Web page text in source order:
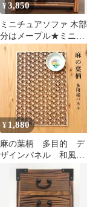
¥3,850
ミニチュアソファ 木部
分はメープル★ミニミ
ニ ブラウン 北欧★
¥ 1,880
麻の葉柄 多目的 デ
ザインパネル 和風小
物 ウォールアート レ
ーザー加工 和柄 日
本 魔除け 敷物 組
子細工風 麻の葉